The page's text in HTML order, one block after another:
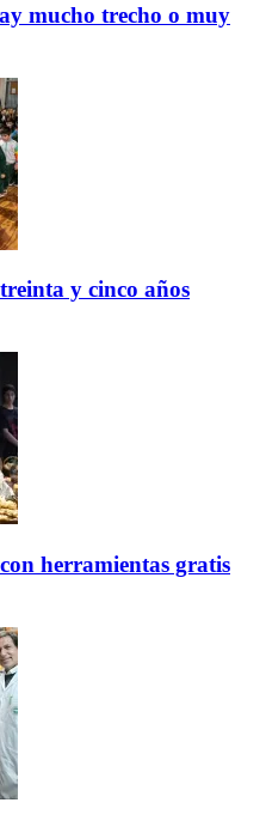
mucho trecho o muy
y cinco años
herramientas gratis